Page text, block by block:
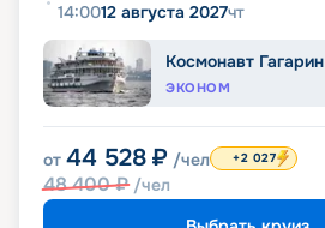
14:0012 августа 2027чт
Космонавт Гагарин
ЭКОНОМ
от 44 528 ₽ /чел
48 400₽ /чел
+2 027